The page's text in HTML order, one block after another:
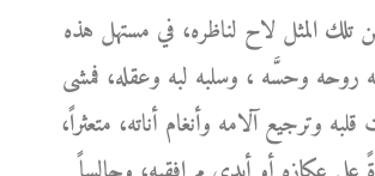
المثل لاح لناظره، في مستهل هذه
روحه وحسَّه ، وسلبه لبه وعقله، فمشى
وترجيع آلامه وأنغام أناته، متعثراً،